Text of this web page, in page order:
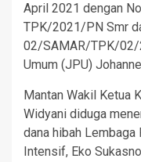
April 2021 dengan
TPK/2021/PN Smr
02/SAMAR/TPK/02/
Umum (JPU)
Mantan Wakil Ketua
Widyani diduga
dana hibah
Intensif, Eko